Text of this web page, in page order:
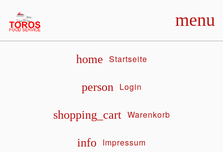
menu
home Startseite
person Login
shopping_cart Warenkorb
info Impressum